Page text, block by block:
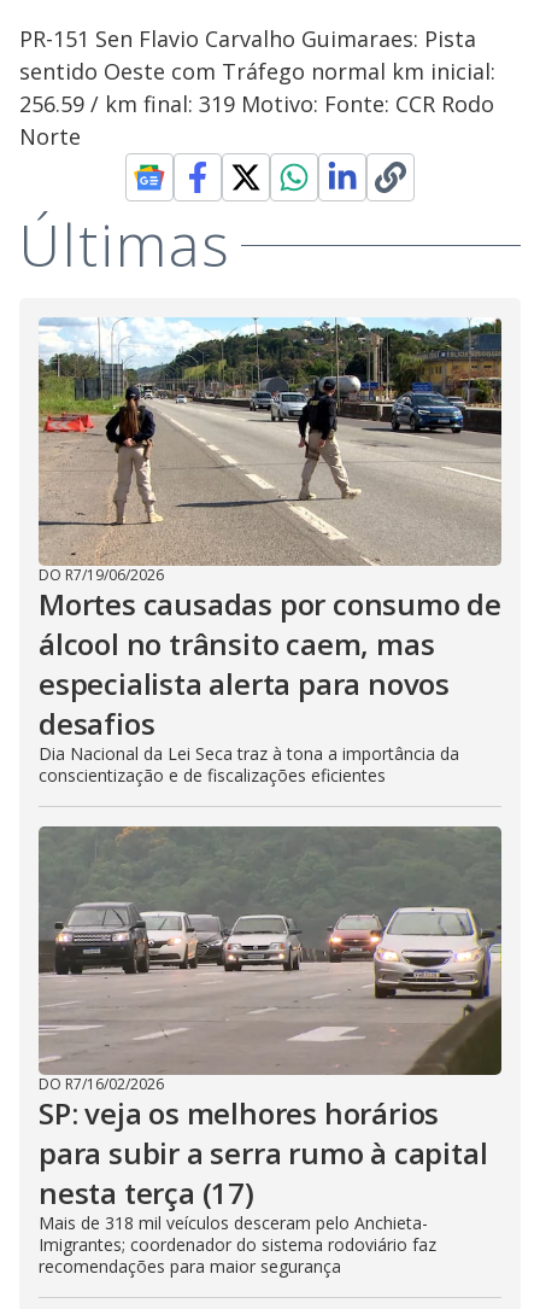
PR-151 Sen Flavio Carvalho Guimaraes: Pista
sentido Oeste com Tráfego normal km inicial:
256.59 / km final: 319 Motivo: Fonte: CCR Rodo
Norte
Últimas
DO R7/19/06/2026
Mortes causadas por consumo de
álcool no trânsito caem, mas
especialista alerta para novos
desafios
Dia Nacional da Lei Seca traz à tona a importância da
conscientização e de fiscalizações eficientes
DO R7/16/02/2026
SP: veja os melhores horários
para subir a serra rumo à capital
nesta terça (17)
Mais de 318 mil veículos desceram pelo Anchieta-
Imigrantes; coordenador do sistema rodoviário faz
recomendações para maior segurança